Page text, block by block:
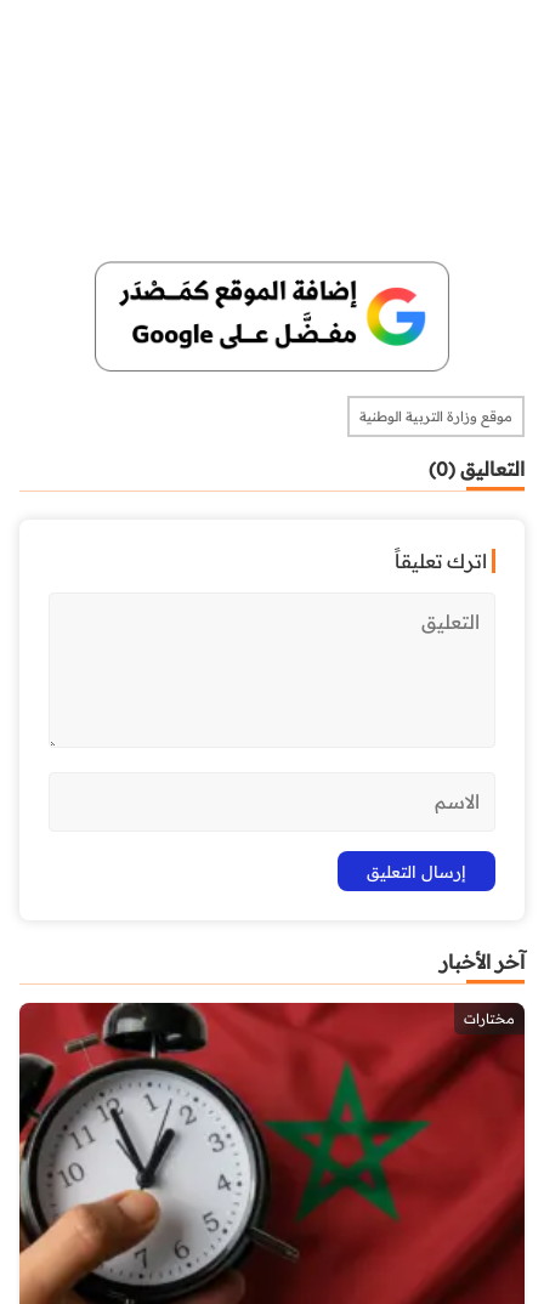
موقع وزارة التربية الوطنية
التعاليق (0)
اترك تعليقاً
آخر الأخبار
مختارات